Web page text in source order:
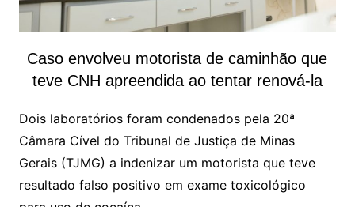
Caso envolveu motorista de caminhão que
teve CNH apreendida ao tentar renová-la
Dois laboratórios foram condenados pela 20ª
Câmara Cível do Tribunal de Justiça de Minas
Gerais (TJMG) a indenizar um motorista que teve
resultado falso positivo em exame toxicológico